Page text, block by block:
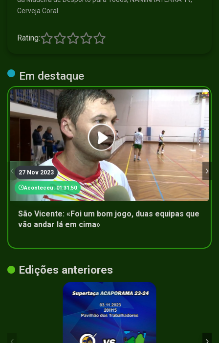
Cerveja Coral
Rating:
Em destaque
27 Nov 2023
Aconteceu: 01:31:50
São Vicente: «Foi um bom jogo, duas equipas que
vão andar lá em cima»
Edições anteriores